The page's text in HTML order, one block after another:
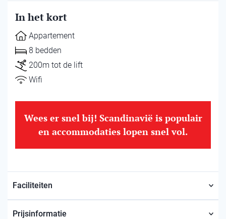
In het kort
Appartement
8 bedden
200m tot de lift
Wifi
Wees er snel bij! Scandinavië is populair
en accommodaties lopen snel vol.
Faciliteiten
Prijsinformatie